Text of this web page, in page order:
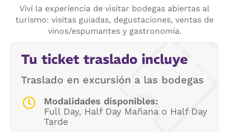
Viví la experiencia de visitar bodegas abiertas al
turismo: visitas guiadas, degustaciones, ventas de
vinos/espumantes y gastronomía.
Tu ticket traslado incluye
Traslado en excursión a las bodegas
Modalidades disponibles:
Full Day, Half Day Mañana o Half Day
Tarde